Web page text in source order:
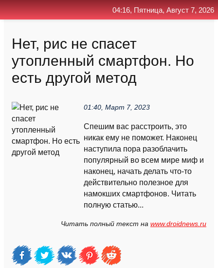
Нет, рис не спасет
утопленный смартфон. Но
есть другой метод
01:40, Март 7, 2023
Спешим вас расстроить, это
никак ему не поможет. Наконец
наступила пора разоблачить
популярный во всем мире миф и
наконец, начать делать что-то
действительно полезное для
намокших смартфонов. Читать
полную статью...
Читать полный текст на www.droidnews.ru
04:16, Пятница, Август 7, 2026